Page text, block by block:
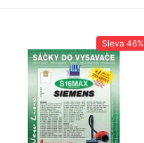
Sleva 46%